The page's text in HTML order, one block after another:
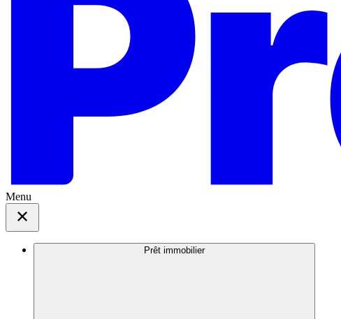
Menu
Prêt immobilier